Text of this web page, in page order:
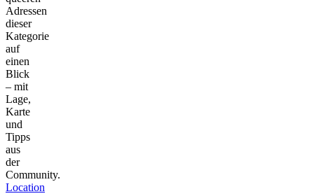
Adressen
dieser
Kategorie
auf
einen
Blick
– mit
Lage,
Karte
und
Tipps
aus
der
Community.
Location